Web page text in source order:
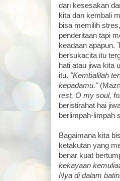
dari kesesakan
kita dan kembali
bisa memilih
penderitaan tapi
keadaan apapun.
bersukacita itu
hati atau jiwa kita
itu. "Kembalilah
kepadamu."
rest, O my soul,
beristirahat hai
berlimpah-limpah
Bagaimana kita
ketakutan yang
benar kuat
kekayaan
Nya di dalam